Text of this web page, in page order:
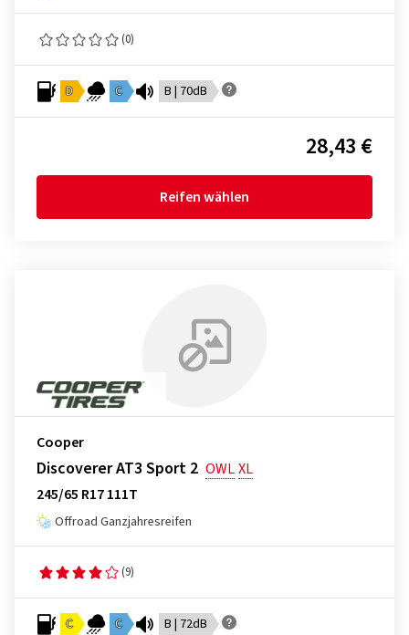
(0)
D C B | 70dB
28,43 €
Reifen wählen
Cooper
Discoverer AT3 Sport 2 OWLXL
245/65 R17 111T
Offroad Ganzjahresreifen
(9)
C C B | 72dB